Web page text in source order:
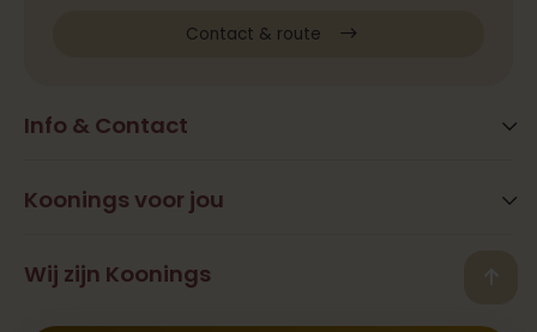
Info & Contact
FAQ
Vestigingen
Koonings voor jou
Beauty
Wij zijn Koonings
Contact & route